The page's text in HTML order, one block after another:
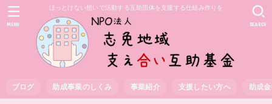
ほっとけない想いで活動する互助団体を支援する仕組み作りを
ブログ 助成事業のしくみ 事業紹介 支援したい方へ 助成
SEARCH
MENU